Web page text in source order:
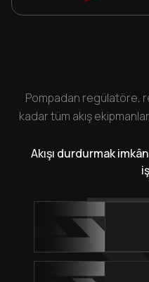
Pompadan regülatöre,
kadar tüm akış
Akışı durdurmak